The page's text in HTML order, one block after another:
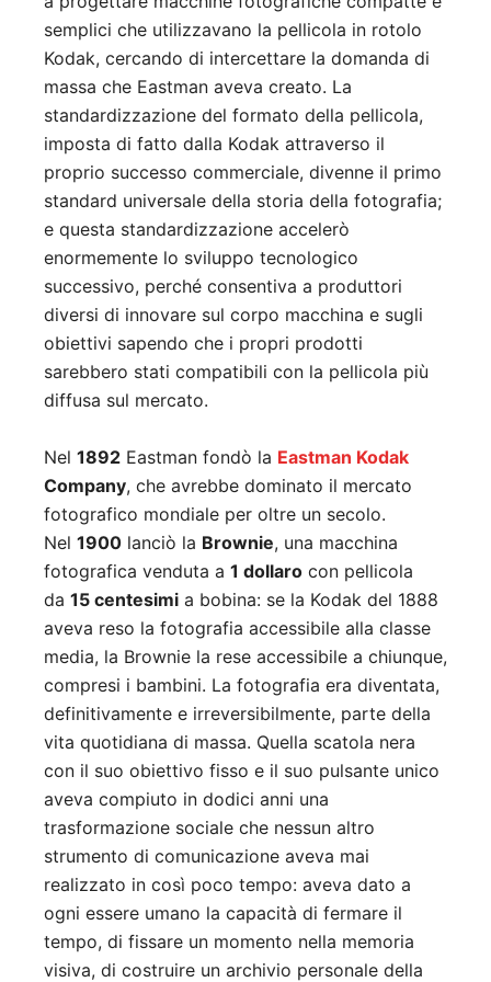
semplici che utilizzavano la pellicola in rotolo
Kodak, cercando di intercettare la domanda di
massa che Eastman aveva creato. La
standardizzazione del formato della pellicola,
imposta di fatto dalla Kodak attraverso il
proprio successo commerciale, divenne il primo
standard universale della storia della fotografia;
e questa standardizzazione accelerò
enormemente lo sviluppo tecnologico
successivo, perché consentiva a produttori
diversi di innovare sul corpo macchina e sugli
obiettivi sapendo che i propri prodotti
sarebbero stati compatibili con la pellicola più
diffusa sul mercato.
Nel 1892 Eastman fondò la Eastman Kodak
Company, che avrebbe dominato il mercato
fotografico mondiale per oltre un secolo.
Nel 1900 lanciò la Brownie, una macchina
fotografica venduta a 1 dollaro con pellicola
da 15 centesimi a bobina: se la Kodak del 1888
aveva reso la fotografia accessibile alla classe
media, la Brownie la rese accessibile a chiunque,
compresi i bambini. La fotografia era diventata,
definitivamente e irreversibilmente, parte della
vita quotidiana di massa. Quella scatola nera
con il suo obiettivo fisso e il suo pulsante unico
aveva compiuto in dodici anni una
trasformazione sociale che nessun altro
strumento di comunicazione aveva mai
realizzato in così poco tempo: aveva dato a
ogni essere umano la capacità di fermare il
tempo, di fissare un momento nella memoria
visiva, di costruire un archivio personale della